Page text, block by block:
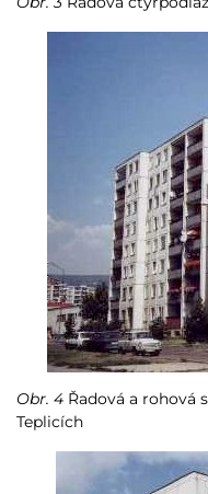
Obr. 4 Řadová a rohová
Teplicích